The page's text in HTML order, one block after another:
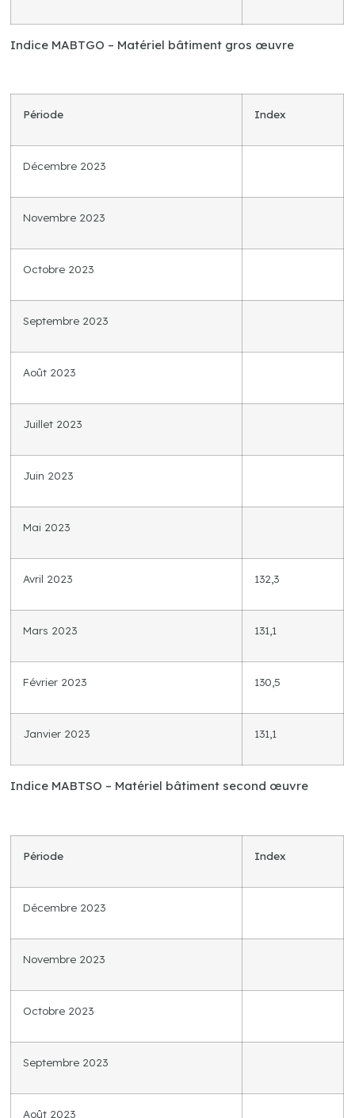
Indice MABTGO – Matériel bâtiment gros œuvre
Période Index
Décembre 2023
Novembre 2023
Octobre 2023
Septembre 2023
Août 2023
Juillet 2023
Juin 2023
Mai 2023
Avril 2023 132,3
Mars 2023 131,1
Février 2023 130,5
Janvier 2023 131,1
Indice MABTSO – Matériel bâtiment second œuvre
Période Index
Décembre 2023
Novembre 2023
Octobre 2023
Septembre 2023
Août 2023